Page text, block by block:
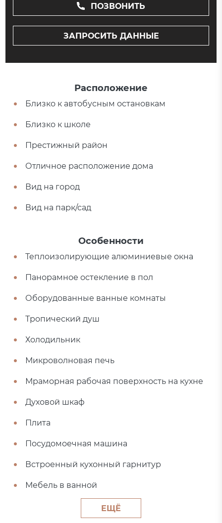
ПОЗВОНИТЬ
ЗАПРОСИТЬ ДАННЫЕ
Расположение
Близко к автобусным остановкам
Близко к школе
Престижный район
Отличное расположение дома
Вид на город
Вид на парк/сад
Особенности
Теплоизолирующие алюминиевые окна
Панорамное остекление в пол
Оборудованные ванные комнаты
Тропический душ
Холодильник
Микроволновая печь
Мраморная рабочая поверхность на кухне
Духовой шкаф
Плита
Посудомоечная машина
Встроенный кухонный гарнитур
Мебель в ванной
ЕЩЁ